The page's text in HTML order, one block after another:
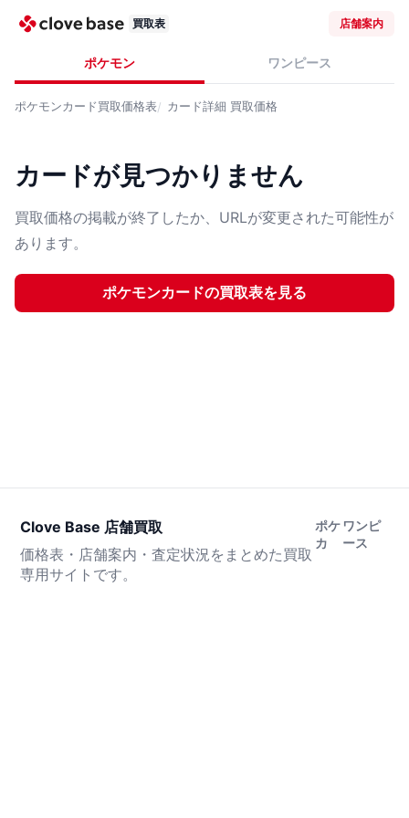
買取表 店舗案内
ポケモン ワンピース
ポケモンカード買取価格表 カード詳細 買取価格
カードが見つかりません
買取価格の掲載が終了したか、URLが変更された可能性が
あります。
ポケモンカードの買取表を見る
Clove Base 店舗買取
価格表・店舗案内・査定状況をまとめた買取
専用サイトです。
ポケ
カ
ワンピ
ース